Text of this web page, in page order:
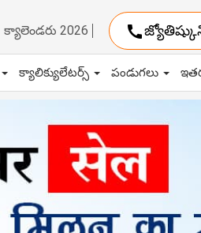
క్యాలెండరు 2026 call
క్యాలిక్యులేటర్స్ పండుగలు